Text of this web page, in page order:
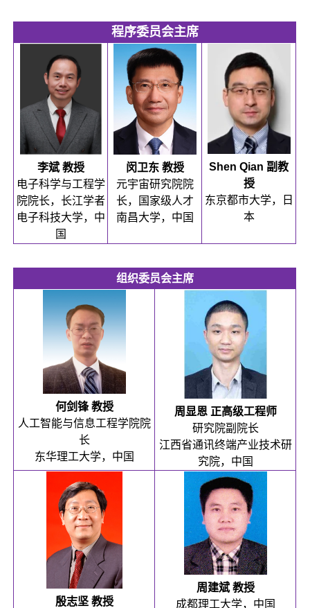
程序委员会主席
李斌 教授
电子科学与工程学
院院长，长江学者
电子科技大学，中
国
闵卫东 教授
元宇宙研究院院
长，国家级人才
南昌大学，中国
Shen Qian 副教
授
东京都市大学，日
本
组织委员会主席
何剑锋 教授
人工智能与信息工程学院院
长
东华理工大学，中国
周显恩 正高级工程师
研究院副院长
江西省通讯终端产业技术研
究院，中国
殷志坚 教授
周建斌 教授
成都理工大学，中国